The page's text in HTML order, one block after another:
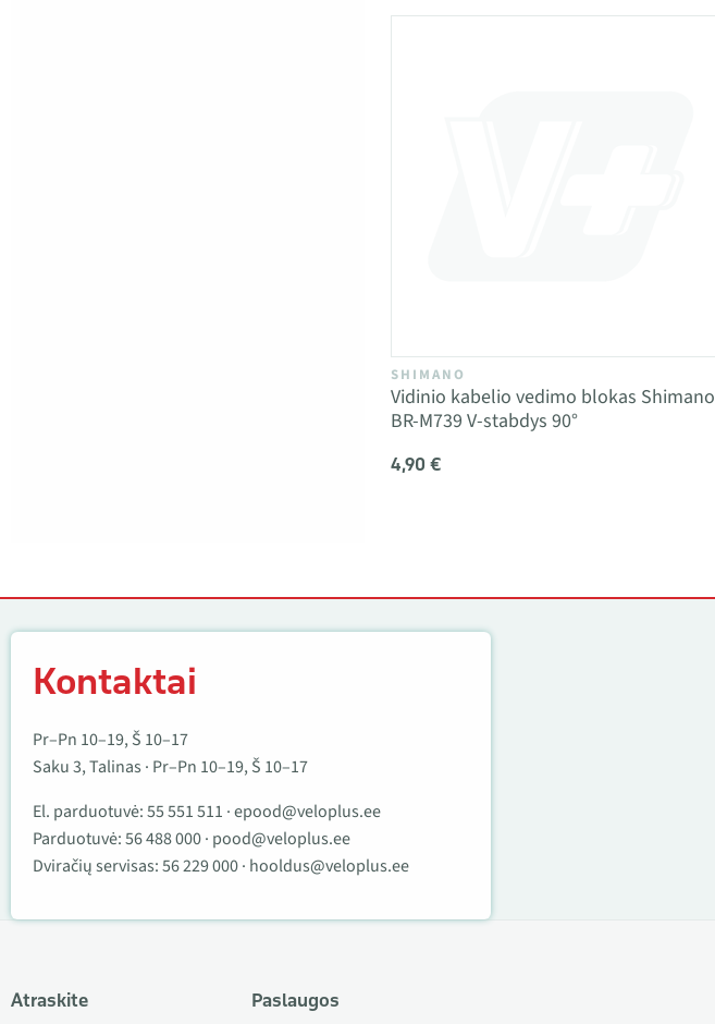
SHIMANO
Vidinio kabelio vedimo blokas Shimano
BR-M739 V-stabdys 90°
4,90 €
Kontaktai
Pr–Pn 10–19, Š 10–17
Saku 3, Talinas · Pr–Pn 10–19, Š 10–17
El. parduotuvė:55 551 511 ·epood@veloplus.ee
Parduotuvė:56 488 000· pood@veloplus.ee
Dviračių servisas:56 229 000· hooldus@veloplus.ee
Atraskite Paslaugos